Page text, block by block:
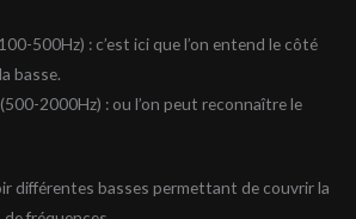
500Hz) : c’est ici que l’on entend le côté
basse.
(500-2000Hz) : ou l’on peut reconnaître le
différentes basses permettant de couvrir la